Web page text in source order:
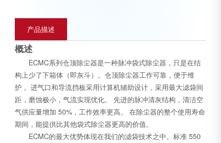
产品描述
概述
ECMC系列仓顶除尘器是一种脉冲袋式除尘器，只是在结
构上少了下箱体（即灰斗）。仓顶除尘器工作可靠，便于维
护， 进气口和导流挡板采用计算机辅助设计，采用最大滤袋间
距，磨蚀极小，气流实现优化。 先进的脉冲清灰结构，清洁空
气供应量增加 50%，工作效率更高。 在除尘器的整个使用寿命
期间，能提供比其他袋式除尘器更高的价值。
ECMC的最大优势体现在我们的滤袋技术之中。标准 550